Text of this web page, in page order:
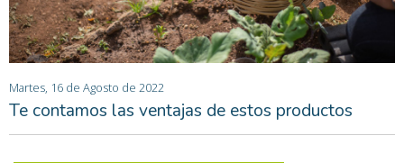
Martes, 16 de Agosto de 2022
Te contamos las ventajas de estos productos